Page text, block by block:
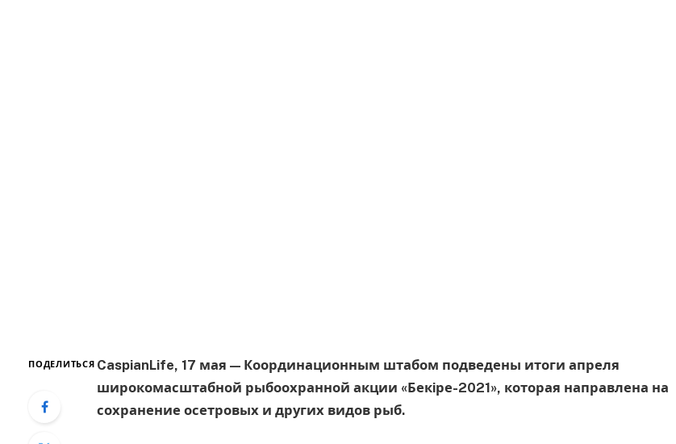
ПОДЕЛИТЬСЯ CaspianLife, 17 мая — Координационным штабом подведены итоги апреля
широкомасштабной рыбоохранной акции «Бекiре-2021», которая направлена на
сохранение осетровых и других видов рыб.